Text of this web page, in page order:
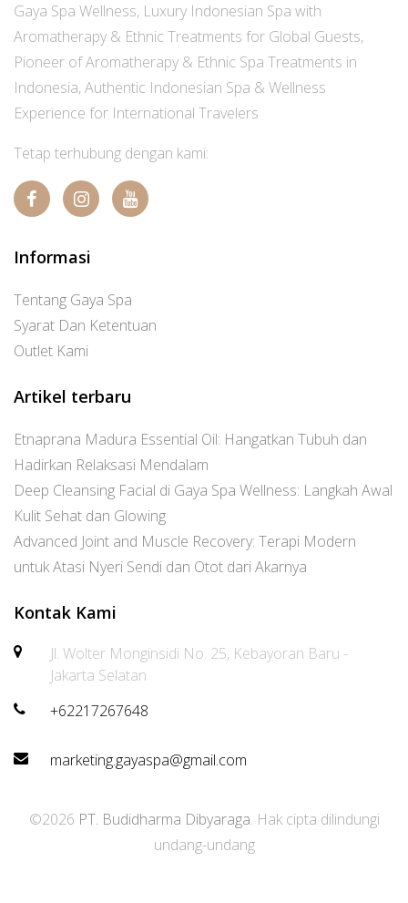
Gaya Spa Wellness, Luxury Indonesian Spa with
Aromatherapy & Ethnic Treatments for Global Guests,
Pioneer of Aromatherapy & Ethnic Spa Treatments in
Indonesia, Authentic Indonesian Spa & Wellness
Experience for International Travelers
Tetap terhubung dengan kami:
Informasi
Tentang Gaya Spa
Syarat Dan Ketentuan
Outlet Kami
Artikel terbaru
Etnaprana Madura Essential Oil: Hangatkan Tubuh dan
Hadirkan Relaksasi Mendalam
Deep Cleansing Facial di Gaya Spa Wellness: Langkah Awal
Kulit Sehat dan Glowing
Advanced Joint and Muscle Recovery: Terapi Modern
untuk Atasi Nyeri Sendi dan Otot dari Akarnya
Kontak Kami
Jl. Wolter Monginsidi No. 25, Kebayoran Baru -
Jakarta Selatan
+62217267648
marketing.gayaspa@gmail.com
©2026 PT. Budidharma Dibyaraga. Hak cipta dilindungi
undang-undang